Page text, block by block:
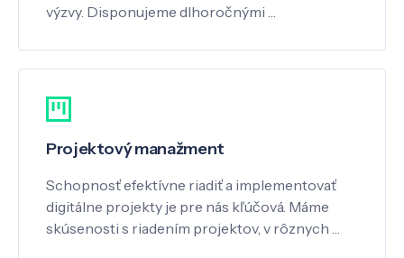
výzvy. Disponujeme dlhoročnými …
Projektový manažment
Schopnosť efektívne riadiť a implementovať
digitálne projekty je pre nás kľúčová. Máme
skúsenosti s riadením projektov, v rôznych …